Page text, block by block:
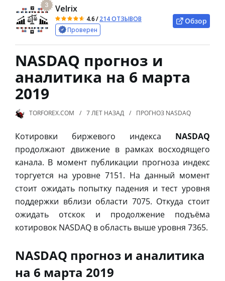
3 Velrix
4.6/214 ОТЗЫВОВ
Проверен
Обзор
NASDAQ прогноз и
аналитика на 6 марта
2019
TORFOREX.COM 7 ЛЕТ НАЗАД ПРОГНОЗ NASDAQ
Котировки биржевого индекса NASDAQ
продолжают движение в рамках восходящего
канала. В момент публикации прогноза индекс
торгуется на уровне 7151. На данный момент
стоит ожидать попытку падения и тест уровня
поддержки вблизи области 7075. Откуда стоит
ожидать отскок и продолжение подъёма
котировок NASDAQ в область выше уровня 7365.
NASDAQ прогноз и аналитика
на 6 марта 2019